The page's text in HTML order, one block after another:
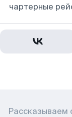
чартерные
Рассказываем